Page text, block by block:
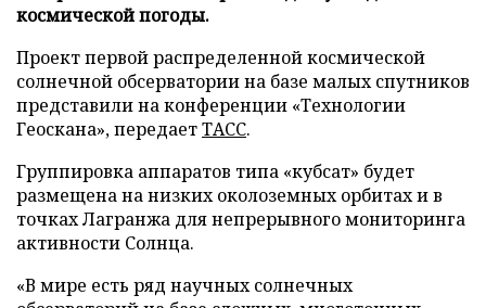
космической погоды.
Проект первой распределенной космической
солнечной обсерватории на базе малых спутников
представили на конференции «Технологии
Геоскана», передаетТАСС.
Группировка аппаратов типа «кубсат» будет
размещена на низких околоземных орбитах и в
точках Лагранжа для непрерывного мониторинга
активности Солнца.
«В мире есть ряд научных солнечных